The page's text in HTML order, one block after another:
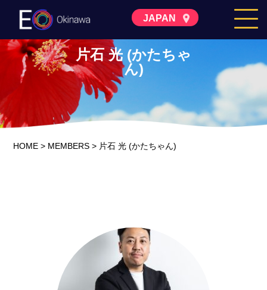
JAPAN
片石 光 (かたちゃ
ん)
HOME > MEMBERS > 片石 光 (かたちゃん)